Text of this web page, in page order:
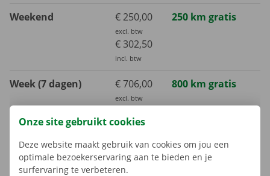
Weekend € 250,00
excl. btw
€ 302,50
incl. btw
250 km gratis
Week (7 dagen) € 706,00
excl. btw
incl. btw
800 km gratis
Maand (30 dagen) € 1789,00
excl. btw
3000 km gratis
Onze site gebruikt cookies
Deze website maakt gebruik van cookies om jou een
optimale bezoekerservaring aan te bieden en je
surfervaring te verbeteren.